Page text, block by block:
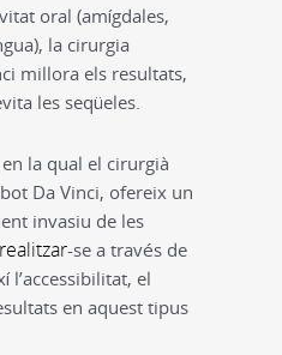
oral (amígdales,
la cirurgia
millora els resultats,
les seqüeles.
la qual el cirurgià
Da Vinci, ofereix un
invasiu de les
-se a través de
l’accessibilitat, el
en aquest tipus